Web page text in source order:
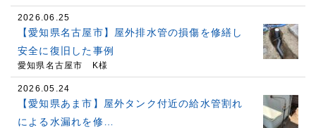
2026.06.25
【愛知県名古屋市】屋外排水管の損傷を修繕し
安全に復旧した事例
愛知県名古屋市 K様
2026.05.24
【愛知県あま市】屋外タンク付近の給水管割れ
による水漏れを修…